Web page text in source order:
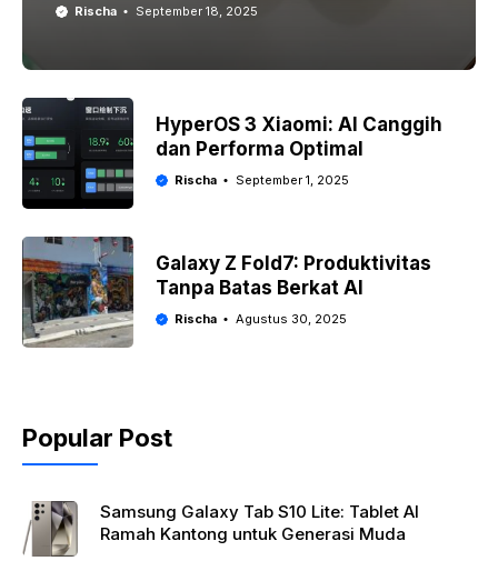
Rischa September 18, 2025
HyperOS 3 Xiaomi: AI Canggih
dan Performa Optimal
Rischa September 1, 2025
Galaxy Z Fold7: Produktivitas
Tanpa Batas Berkat AI
Rischa Agustus 30, 2025
Popular Post
Samsung Galaxy Tab S10 Lite: Tablet AI
Ramah Kantong untuk Generasi Muda